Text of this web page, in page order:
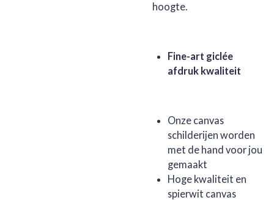
hoogte.
Fine-art giclée
afdruk kwaliteit
Onze canvas
schilderijen worden
met de hand voor jou
gemaakt
Hoge kwaliteit en
spierwit canvas